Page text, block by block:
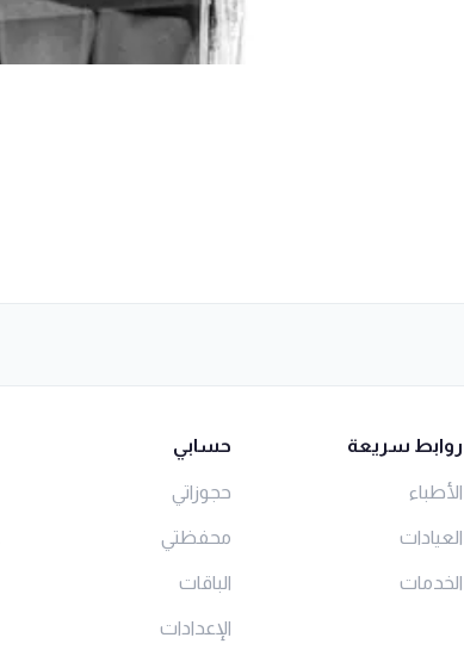
روابط سريعة
الأطباء
العيادات
الخدمات
حسابي
حجوزاتي
محفظتي
الباقات
الإعدادات